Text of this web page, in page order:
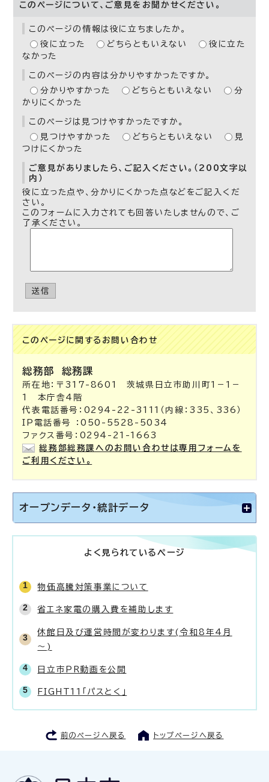
このページについて、ご意見をお聞かせください。
このページの情報は役に立ちましたか。
役に立った
どちらともいえない
役に立た
なかった
このページの内容は分かりやすかったですか。
分かりやすかった
どちらともいえない
分
かりにくかった
このページは見つけやすかったですか。
見つけやすかった
どちらともいえない
見
つけにくかった
ご意見がありましたら、ご記入ください。（200文字以
内）
役に立った点や、分かりにくかった点などをご記入くだ
さい。
このフォームに入力されても回答いたしませんので、ご
了承ください。
送信
このページに関する お問い合わせ
総務部 総務課
所在地：〒317-8601 茨城県日立市助川町1－1－
1 本庁舎4階
代表電話番号：0294-22-3111（内線：335、336）
IP電話番号 ：050-5528-5034
ファクス番号：0294-21-1663
総務部総務課へのお問い合わせは専用フォームを
ご利用ください。
オープンデータ・統計データ
よく見られているページ
物価高騰対策事業について
省エネ家電の購入費を補助します
休館日及び運営時間が変わります(令和8年4月
～)
日立市PR動画を公開
FIGHT11「パスとく」
前のページへ戻る トップページへ戻る